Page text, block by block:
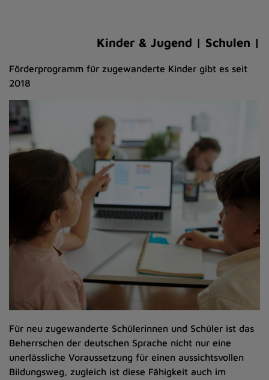
Kinder & Jugend | Schulen |
Förderprogramm für zugewanderte Kinder gibt es seit
2018
Für neu zugewanderte Schülerinnen und Schüler ist das
Beherrschen der deutschen Sprache nicht nur eine
unerlässliche Voraussetzung für einen aussichtsvollen
Bildungsweg, zugleich ist diese Fähigkeit auch im